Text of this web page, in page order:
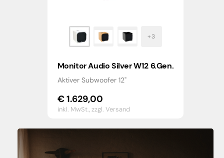
Monitor Audio Silver W12 6.Gen.
Aktiver Subwoofer 12"
€1.629,00
inkl. MwSt.,zzgl. Versand